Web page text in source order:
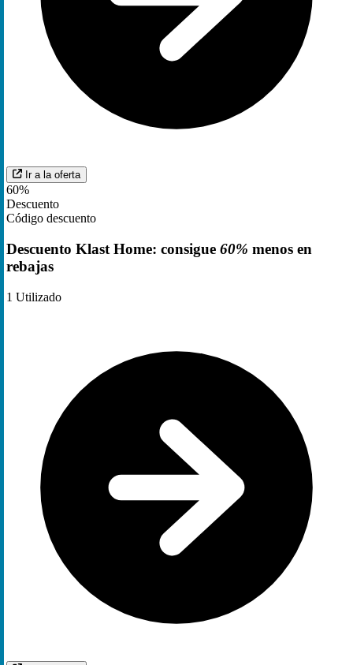
Ir a la oferta
60%
Descuento
Código descuento
Descuento Klast Home: consigue 60% menos en
rebajas
1 Utilizado